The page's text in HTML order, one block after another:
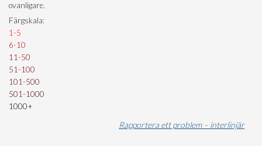
ovanligare.
Färgskala:
1-5
6-10
11-50
51-100
101-500
501-1000
1000+
Rapportera ett problem – interlinjär